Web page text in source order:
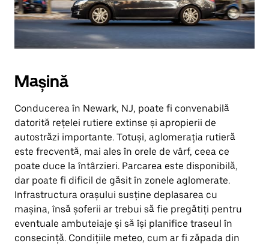
Mașină
Conducerea în Newark, NJ, poate fi convenabilă
datorită rețelei rutiere extinse și apropierii de
autostrăzi importante. Totuși, aglomerația rutieră
este frecventă, mai ales în orele de vârf, ceea ce
poate duce la întârzieri. Parcarea este disponibilă,
dar poate fi dificil de găsit în zonele aglomerate.
Infrastructura orașului susține deplasarea cu
mașina, însă șoferii ar trebui să fie pregătiți pentru
eventuale ambuteiaje și să își planifice traseul în
consecință. Condițiile meteo, cum ar fi zăpada din